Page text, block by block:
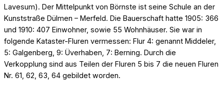
Lavesum). Der Mittelpunkt von Börnste ist seine Schule an der
Kunststraße Dülmen – Merfeld. Die Bauerschaft hatte 1905: 366
und 1910: 407 Einwohner, sowie 55 Wohnhäuser. Sie war in
folgende Kataster-Fluren vermessen: Flur 4: genannt Middeler,
5: Galgenberg, 9: Üverhaben, 7: Berning. Durch die
Verkopplung sind aus Teilen der Fluren 5 bis 7 die neuen Fluren
Nr. 61, 62, 63, 64 gebildet worden.